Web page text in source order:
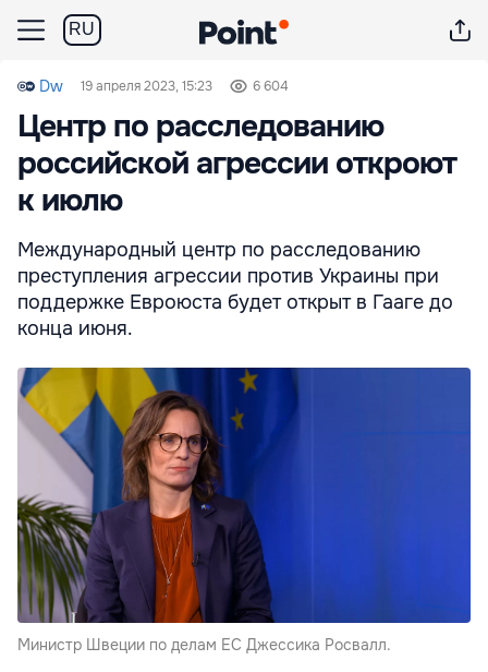
RU
Dw 19 апреля 2023, 15:23 6 604
Центр по расследованию
российской агрессии откроют
к июлю
Международный центр по расследованию
преступления агрессии против Украины при
поддержке Евроюста будет открыт в Гааге до
конца июня.
Министр Швеции по делам ЕС Джессика Росвалл.